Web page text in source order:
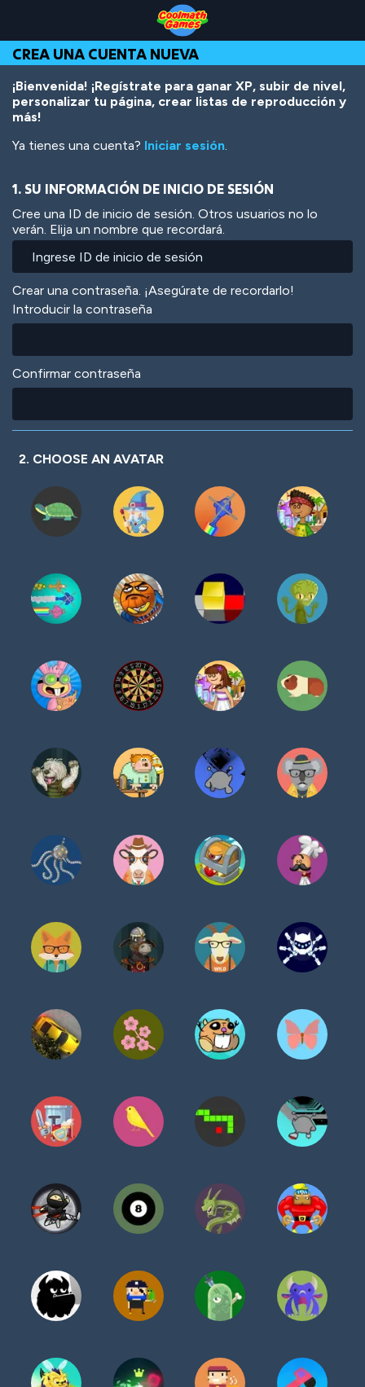
Top
of
Page
Navigation
Main
Content
Footer
contenido
principal
CREA UNA CUENTA NUEVA
¡Bienvenida! ¡Regístrate para ganar XP, subir de nivel,
personalizar tu página, crear listas de reproducción y
más!
Ya tienes una cuenta? Iniciar sesión.
1. SU INFORMACIÓN DE INICIO DE SESIÓN
Cree una ID de inicio de sesión. Otros usuarios no lo
verán. Elija un nombre que recordará.
Crear una contraseña. ¡Asegúrate de recordarlo!
Introducir la contraseña
Confirmar contraseña
2. CHOOSE AN AVATAR